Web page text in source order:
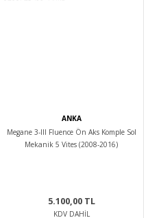
ANKA
Megane 3-III Fluence Ön Aks Komple Sol
Mekanik 5 Vites (2008-2016)
5.100,00 TL
KDV DAHIL